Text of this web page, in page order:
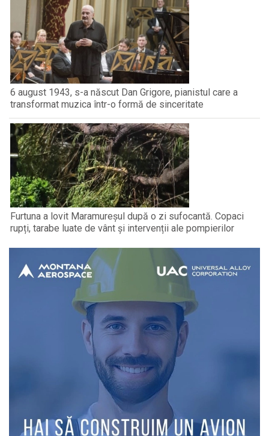
6 august 1943, s-a născut Dan Grigore, pianistul care a
transformat muzica într-o formă de sinceritate
Furtuna a lovit Maramureșul după o zi sufocantă. Copaci
rupți, tarabe luate de vânt și intervenții ale pompierilor